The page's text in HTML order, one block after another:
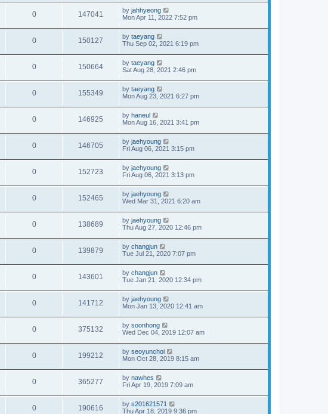
0 147041 by jahhyeong
Mon Apr 11, 2022 7:52 pm
0 150127 by taeyang
Thu Sep 02, 2021 6:19 pm
0 150664 by taeyang
Sat Aug 28, 2021 2:46 pm
0 155349 by taeyang
Mon Aug 23, 2021 6:27 pm
0 146925 by haneul
Mon Aug 16, 2021 3:41 pm
0 146705 by jaehyoung
Fri Aug 06, 2021 3:15 pm
0 152723 by jaehyoung
Fri Aug 06, 2021 3:13 pm
0 152465 by jaehyoung
Wed Mar 31, 2021 6:20 am
0 138689 by jaehyoung
Thu Aug 27, 2020 12:46 pm
0 139879 by changjun
Tue Jul 21, 2020 7:07 pm
0 143601 by changjun
Tue Jan 21, 2020 12:34 pm
0 141712 by jaehyoung
Mon Jan 13, 2020 12:41 am
0 375132 by soonhong
Wed Dec 04, 2019 12:07 am
0 199212 by seoyunchoi
Mon Oct 28, 2019 8:15 am
0 365277 by nawhes
Fri Apr 19, 2019 7:09 am
0 190616 by s201621571
Thu Apr 18, 2019 9:36 pm